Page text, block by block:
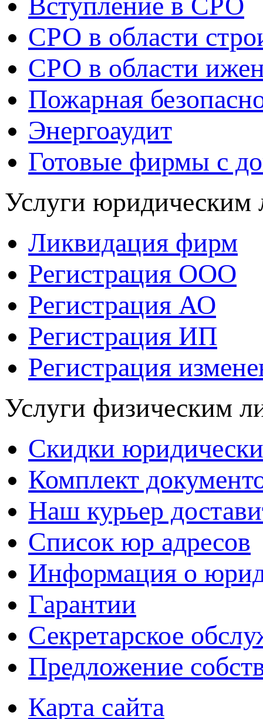
СРО в области
СРО в области
Пожарная
Энергоаудит
Готовые фирмы с
Услуги юридическим
Ликвидация фирм
Регистрация ООО
Регистрация АО
Регистрация ИП
Регистрация
Услуги физическим
Скидки
Комплект
Наш курьер
Список юр адресов
Информация о
Гарантии
Секретарское
Предложение
Карта сайта